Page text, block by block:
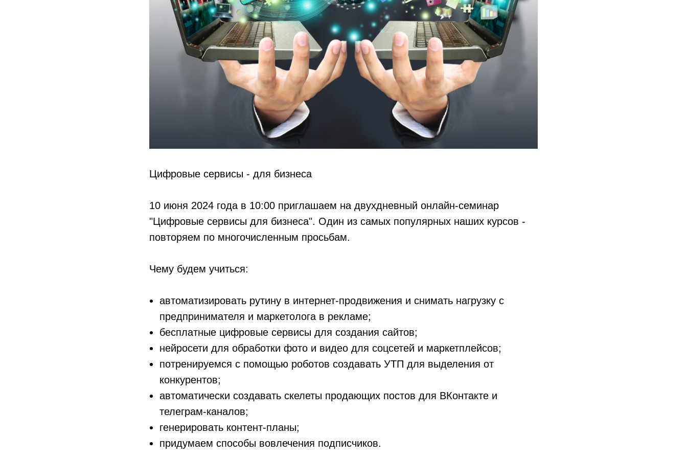
Цифровые сервисы - для бизнеса
10 июня 2024 года в 10:00 приглашаем на двухдневный онлайн-семинар
"Цифровые сервисы для бизнеса". Один из самых популярных наших курсов -
повторяем по многочисленным просьбам.
Чему будем учиться:
автоматизировать рутину в интернет-продвижения и снимать нагрузку с
предпринимателя и маркетолога в рекламе;
бесплатные цифровые сервисы для создания сайтов;
нейросети для обработки фото и видео для соцсетей и маркетплейсов;
потренируемся с помощью роботов создавать УТП для выделения от
конкурентов;
автоматически создавать скелеты продающих постов для ВКонтакте и
телеграм-каналов;
генерировать контент-планы;
придумаем способы вовлечения подписчиков.